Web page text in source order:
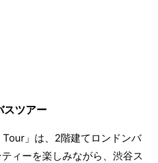
スツアー
」は、2階建てロンドンバ
ィーを楽しみながら、渋谷ス